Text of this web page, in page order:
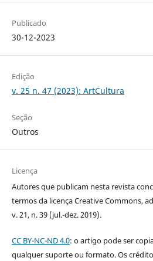
Publicado
30-12-2023
Edição
v. 25 n. 47 (2023): ArtCultura
Seção
Outros
Licença
Autores que publicam nesta revista
termos da licença Creative Commons,
v. 21, n. 39 (jul.-dez. 2019).
CC BY-NC-ND 4.0: o artigo pode ser
qualquer suporte ou formato. Os